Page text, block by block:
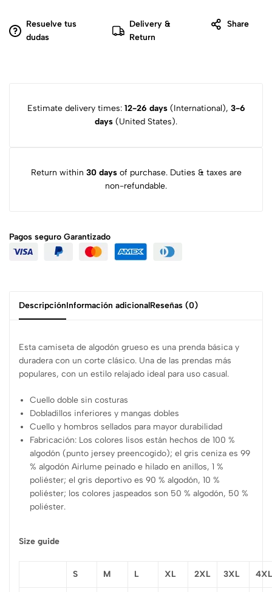
Resuelve tus
dudas
Delivery &
Return
Share
Estimate delivery times: 12-26 days(International), 3-6
days (United States).
Return within 30 daysof purchase. Duties & taxes are
non-refundable.
Pagos seguro Garantizado
DescripciónInformación adicionalReseñas (0)
Esta camiseta de algodón grueso es una prenda básica y
duradera con un corte clásico. Una de las prendas más
populares, con un estilo relajado ideal para uso casual.
Cuello doble sin costuras
Dobladillos inferiores y mangas dobles
Cuello y hombros sellados para mayor durabilidad
Fabricación: Los colores lisos están hechos de 100 %
algodón (punto jersey preencogido); el gris ceniza es 99
% algodón Airlume peinado e hilado en anillos, 1 %
poliéster; el gris deportivo es 90 % algodón, 10 %
poliéster; los colores jaspeados son 50 % algodón, 50 %
poliéster.
Size guide
S M L XL 2XL 3XL 4XL